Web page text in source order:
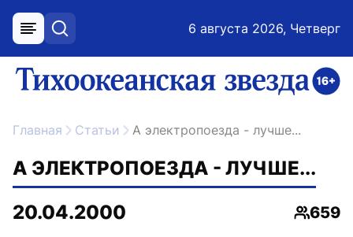
меню поиск 6 августа 2026, Четверг
ссылка на главную
Главная Статьи А электропоезда - лучше...
А ЭЛЕКТРОПОЕЗДА - ЛУЧШЕ...
20.04.2000
659